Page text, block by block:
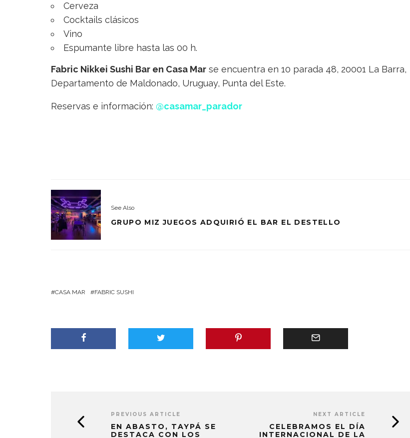
Cerveza
Cocktails clásicos
Vino
Espumante libre hasta las 00 h.
Fabric Nikkei Sushi Bar en Casa Mar se encuentra en 10 parada 48, 20001 La Barra,
Departamento de Maldonado, Uruguay, Punta del Este.
Reservas e información: @casamar_parador
See Also
GRUPO MIZ JUEGOS ADQUIRIÓ EL BAR EL DESTELLO
CASA MAR FABRIC SUSHI
PREVIOUS ARTICLE
EN ABASTO, TAYPÁ SE
DESTACA CON LOS
NEXT ARTICLE
CELEBRAMOS EL DÍA
INTERNACIONAL DE LA